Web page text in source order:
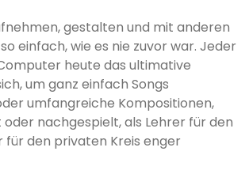
gestalten und mit anderen
einfach, wie es nie zuvor war. Jeder
heute das ultimative
um ganz einfach Songs
umfangreiche Kompositionen,
nachgespielt, als Lehrer für den
den privaten Kreis enger